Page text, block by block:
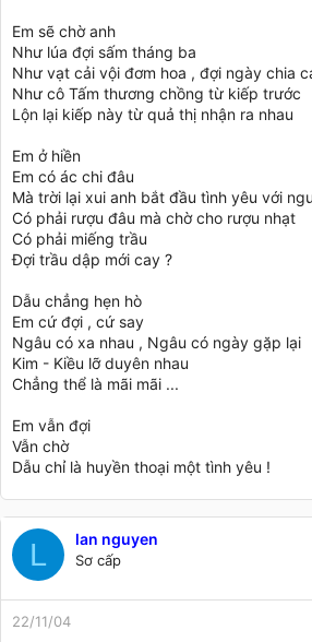
Em sẽ chờ anh
Như lúa đợi sấm tháng ba
Như vạt cải vội đơm hoa , đợi ngày chia
Như cô Tấm thương chồng từ kiếp trước
Lộn lại kiếp này từ quả thị nhận ra nhau
Em ở hiền
Em có ác chi đâu
Mà trời lại xui anh bắt đầu tình yêu với
Có phải rượu đâu mà chờ cho rượu nhạt
Có phải miếng trầu
Đợi trầu dập mới cay ?
Dẫu chẳng hẹn hò
Em cứ đợi , cứ say
Ngâu có xa nhau , Ngâu có ngày gặp lại
Kim - Kiều lỡ duyên nhau
Chẳng thể là mãi mãi ...
Em vẫn đợi
Vẫn chờ
Dẫu chỉ là huyền thoại một tình yêu !
L lan nguyen
Sơ cấp
22/11/04